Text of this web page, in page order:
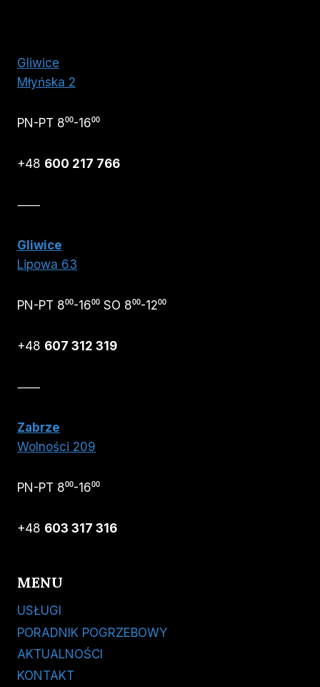
Gliwice
Młyńska 2
PN-PT 8⁰⁰-16⁰⁰
+48 600 217 766
⸺
Gliwice
Lipowa 63
PN-PT 8⁰⁰-16⁰⁰ SO 8⁰⁰-12⁰⁰
+48 607 312 319
⸺
Zabrze
Wolności 209
PN-PT 8⁰⁰-16⁰⁰
+48 603 317 316
MENU
USŁUGI
PORADNIK POGRZEBOWY
AKTUALNOŚCI
KONTAKT